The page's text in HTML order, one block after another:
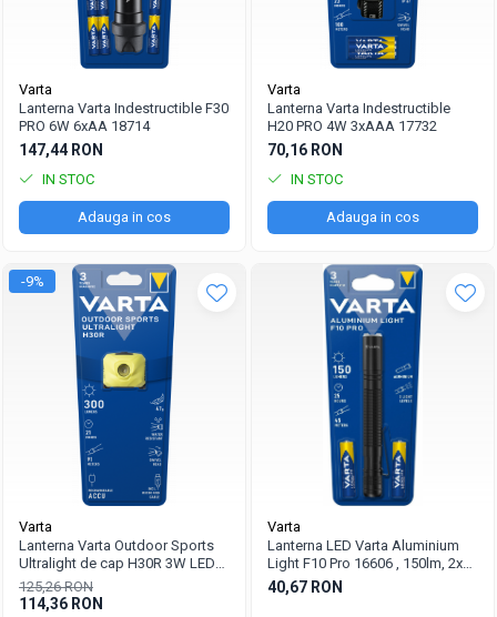
Varta
Lanterna Varta Indestructible F30
PRO 6W 6xAA 18714
147,44 RON
IN STOC
Adauga in cos
Varta
Lanterna Varta Indestructible
H20 PRO 4W 3xAAA 17732
70,16 RON
IN STOC
Adauga in cos
-9%
Varta
Lanterna Varta Outdoor Sports
Ultralight de cap H30R 3W LED
reincarcabila Li-Polimer 18631
lime
125,26 RON
114,36 RON
Varta
Lanterna LED Varta Aluminium
Light F10 Pro 16606 , 150lm, 2x
AAA incluse
40,67 RON